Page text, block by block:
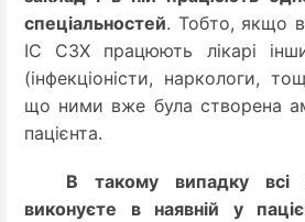
спеціальностей. Тобто, якщо
ІС СЗХ працюють лікарі
(інфекціоністи, наркологи,
що ними вже була створена
пацієнта.
В такому випадку всі
виконуєте в наявній у